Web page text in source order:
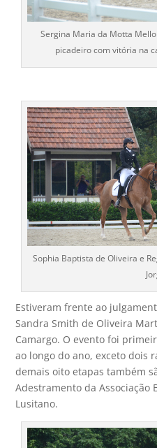
Sergina Maria da Motta
picadeiro com vitória na
Sophia Baptista de Oliveira e
Estiveram frente ao
Sandra Smith de Oliveira
Camargo. O evento foi
ao longo do ano, exceto dois
demais oito etapas também
Adestramento da Associação
Lusitano.